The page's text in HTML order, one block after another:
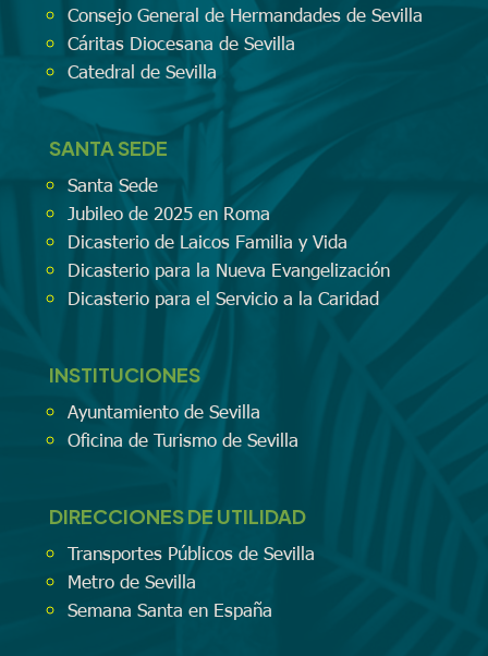
Consejo General de Hermandades de Sevilla
Cáritas Diocesana de Sevilla
Catedral de Sevilla
SANTA SEDE
Santa Sede
Jubileo de 2025 en Roma
Dicasterio de Laicos Familia y Vida
Dicasterio para la Nueva Evangelización
Dicasterio para el Servicio a la Caridad
INSTITUCIONES
Ayuntamiento de Sevilla
Oficina de Turismo de Sevilla
DIRECCIONES DE UTILIDAD
Transportes Públicos de Sevilla
Metro de Sevilla
Semana Santa en España